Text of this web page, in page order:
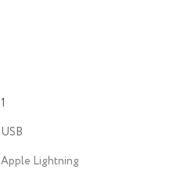
1
USB
Apple Lightning